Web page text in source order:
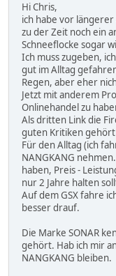
Hi Chris,
ich habe vor
zu der Zeit noch ein
Schneeflocke sogar
Ich muss zugeben,
gut im Alltag
Regen, aber eher
Jetzt mit anderem
Onlinehandel zu
Als dritten Link die
guten Kritiken gehört
Für den Alltag (ich
NANGKANG
haben, Preis -
nur 2 Jahre halten
Auf dem GSX fahre
besser drauf.
Die Marke SONAR
gehört. Hab ich mir
NANGKANG bleiben.